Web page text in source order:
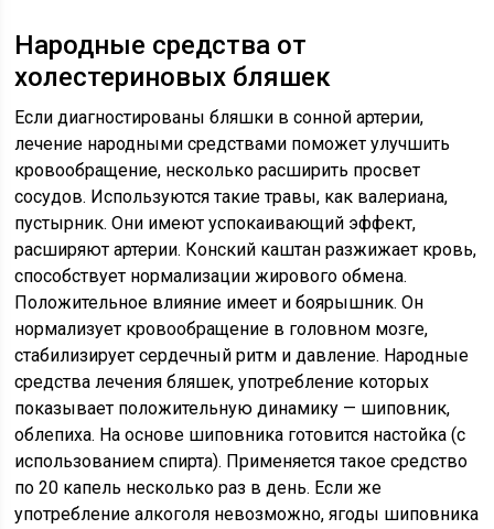
Народные средства от
холестериновых бляшек
Если диагностированы бляшки в сонной артерии,
лечение народными средствами поможет улучшить
кровообращение, несколько расширить просвет
сосудов. Используются такие травы, как валериана,
пустырник. Они имеют успокаивающий эффект,
расширяют артерии. Конский каштан разжижает кровь,
способствует нормализации жирового обмена.
Положительное влияние имеет и боярышник. Он
нормализует кровообращение в головном мозге,
стабилизирует сердечный ритм и давление. Народные
средства лечения бляшек, употребление которых
показывает положительную динамику — шиповник,
облепиха. На основе шиповника готовится настойка (с
использованием спирта). Применяется такое средство
по 20 капель несколько раз в день. Если же
употребление алкоголя невозможно, ягоды шиповника